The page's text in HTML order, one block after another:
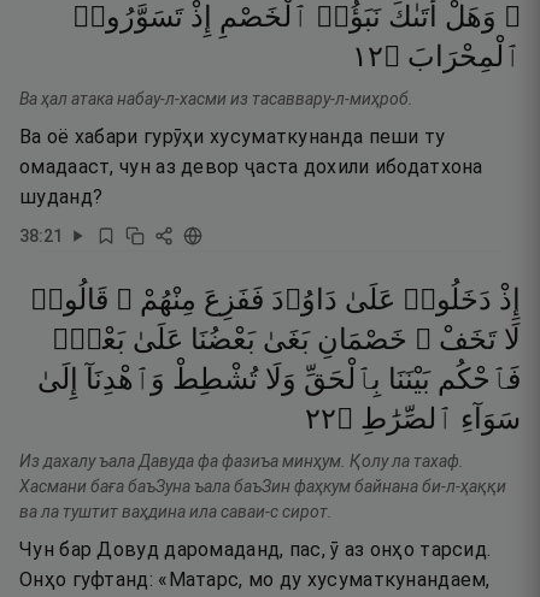
۞ وَهَلْ أَتَىٰكَ نَبَؤُا۟ ٱلْخَصْمِ إِذْ تَسَوَّرُوا۟
ٱلْمِحْرَابَ ۝٢١
Ва ҳал атака набау-л-хасми из тасаввару-л-миҳроб.
Ва оё хабари гурӯҳи хусуматкунанда пеши ту
омадааст, чун аз девор ҷаста дохили ибодатхона
шуданд?
38:21
إِذْ دَخَلُوا۟ عَلَىٰ دَاوُۥدَ فَفَزِعَ مِنْهُمْ ۖ قَالُوا۟
لَا تَخَفْ ۖ خَصْمَانِ بَغَىٰ بَعْضُنَا عَلَىٰ بَعْضٍۢ
فَٱحْكُم بَيْنَنَا بِٱلْحَقِّ وَلَا تُشْطِطْ وَٱهْدِنَآ
إِلَىٰ
سَوَآءِ ٱلصِّرَٰطِ ۝٢٢
Из дахалу ъала Давуда фа фазиъа минҳум. Қолу ла тахаф.
Хасмани баға баъЗуна ъала баъЗин фаҳкум байнана би-л-ҳаққи
ва ла туштит ваҳдина ила саваи-с сирот.
Чун бар Довуд даромаданд, пас, ӯ аз онҳо тарсид.
Онҳо гуфтанд: «Матарс, мо ду хусуматкунандаем,